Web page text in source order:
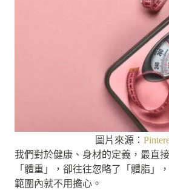
圖片來源：
我們對於健康、身材的定義，最直
「體重」，卻往往忽略了「體脂」
範圍內就不用擔心。